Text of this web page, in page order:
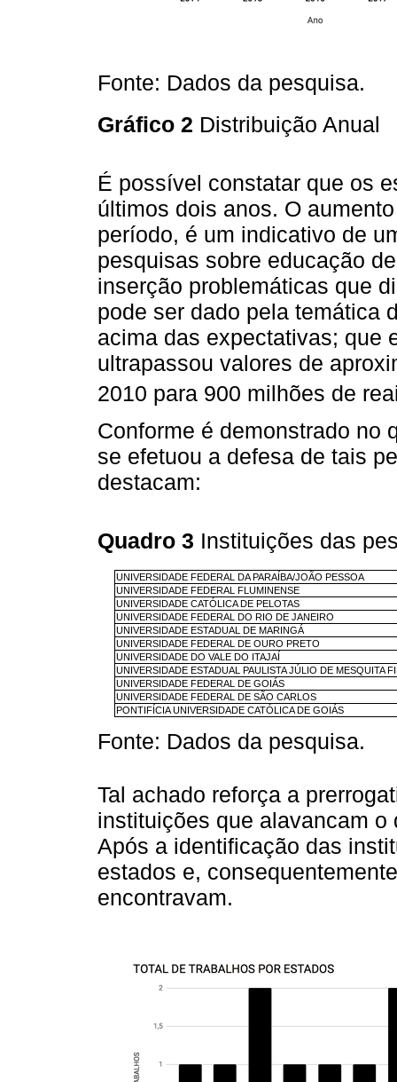
Fonte: Dados da pesquisa.
Gráfico 2 Distribuição Anual
É possível constatar que os
últimos dois anos. O
período, é um indicativo de
pesquisas sobre educação
inserção problemáticas que
pode ser dado pela temática
acima das expectativas; que
ultrapassou valores de
2010 para 900 milhões de
Conforme é demonstrado no
se efetuou a defesa de tais
destacam:
Quadro 3 Instituições das
UNIVERSIDADE FEDERAL DA PARAÍBA/JOÃO PESSOA
UNIVERSIDADE FEDERAL FLUMINENSE
UNIVERSIDADE CATÓLICA DE PELOTAS
UNIVERSIDADE FEDERAL DO RIO DE JANEIRO
UNIVERSIDADE ESTADUAL DE MARINGÁ
UNIVERSIDADE FEDERAL DE OURO PRETO
UNIVERSIDADE DO VALE DO ITAJAÍ
UNIVERSIDADE ESTADUAL PAULISTA JÚLIO DE MESQUITA
UNIVERSIDADE FEDERAL DE GOIÁS
UNIVERSIDADE FEDERAL DE SÃO CARLOS
PONTIFÍCIA UNIVERSIDADE CATÓLICA DE GOIÁS
Fonte: Dados da pesquisa.
Tal achado reforça a
instituições que alavancam
Após a identificação das
estados e,
encontravam.